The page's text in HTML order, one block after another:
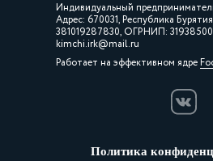
Индивидуальный
Адрес: 670031, Республика
381019287830, ОГРНИП:
kimchi.irk@mail.ru
Работает на эффективном ядре
Политика